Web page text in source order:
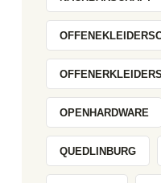
OPENHARDWARE
QUEDLINBURG